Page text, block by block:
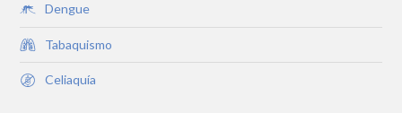
Dengue
Tabaquismo
Celiaquía